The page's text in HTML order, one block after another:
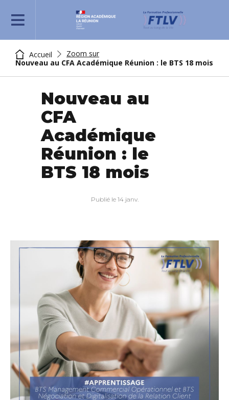
REJOIGNEZ-NOUS
Accueil
Zoom sur
Nouveau au CFA Académique Réunion : le BTS 18 mois
Nouveau au
CFA
Académique
Réunion : le
BTS 18 mois
Publié le 14 janv.